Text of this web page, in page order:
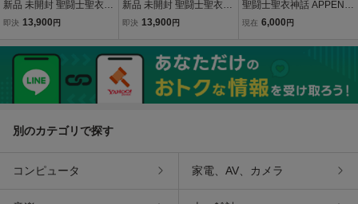
新品 未開封 聖闘士聖衣神
話EX キグナス氷河 新生
ED EDITION TAMASHII N
ATIONS TOKYO限定 黄金
青銅 バンダイ
即決 13,900 円
新品 未開封 聖闘士聖衣神
話EX フェニックス一輝
MITED EDITION TAMASH
II NATIONS TOKYO限定
黄金青銅 バンダイ
即決 13,900 円
聖闘士聖衣神話 APPENDI
X 黄金聖衣箱 VOL.3 聖闘
現在 6,000 円
別のカテゴリで探す
コンピュータ 家電、AV、カメラ